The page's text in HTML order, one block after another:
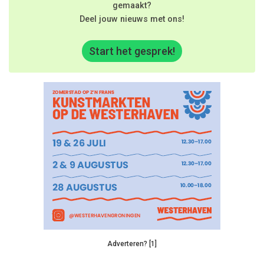
gemaakt?
Deel jouw nieuws met ons!
Start het gesprek!
Adverteren? [1]